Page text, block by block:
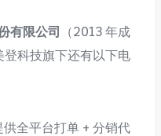
有限公司
（2013 年成
登科技旗下还有以下电
供全平台打单 + 分销代